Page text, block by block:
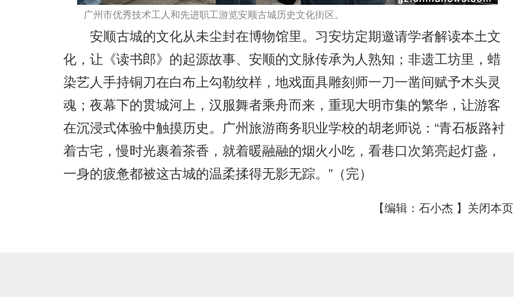
广州市优秀技术工人和先进职工游览安顺古城历史文化街区。
安顺古城的文化从未尘封在博物馆里。习安坊定期邀请学者解读本土文
化，让《读书郎》的起源故事、安顺的文脉传承为人熟知；非遗工坊里，蜡
染艺人手持铜刀在白布上勾勒纹样，地戏面具雕刻师一刀一凿间赋予木头灵
魂；夜幕下的贯城河上，汉服舞者乘舟而来，重现大明市集的繁华，让游客
在沉浸式体验中触摸历史。广州旅游商务职业学校的胡老师说：“青石板路衬
着古宅，慢时光裹着茶香，就着暖融融的烟火小吃，看巷口次第亮起灯盏，
一身的疲惫都被这古城的温柔揉得无影无踪。”（完）
【编辑：石小杰 】 关闭本页